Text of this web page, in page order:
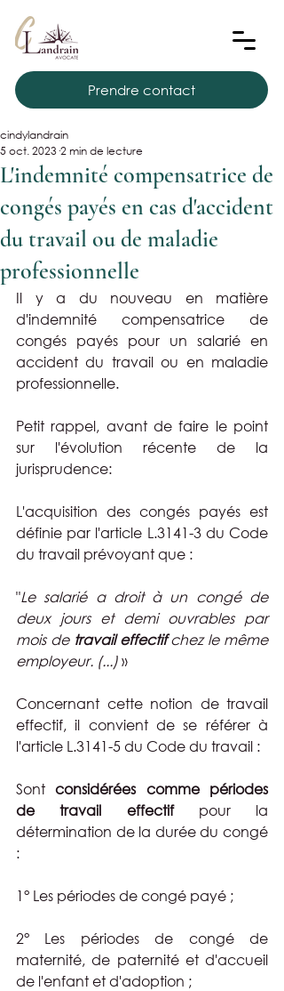
Prendre contact
L'indemnité compensatrice de
congés payés en cas d'accident
du travail ou de maladie
professionnelle
cindylandrain
5 oct. 2023 2 min de lecture
Il y a du nouveau en matière
d'indemnité compensatrice de
congés payés pour un salarié en
accident du travail ou en maladie
professionnelle.
Petit rappel, avant de faire le point
sur l'évolution récente de la
jurisprudence:
L'acquisition des congés payés est
définie par l'article L.3141-3 du Code
du travail prévoyant que :
"Le salarié a droit à un congé de
deux jours et demi ouvrables par
mois de travail effectif chez le même
employeur. (...) »
Concernant cette notion de travail
effectif, il convient de se référer à
l'article L.3141-5 du Code du travail :
Sont considérées comme périodes
de travail effectif pour la
détermination de la durée du congé
:
1° Les périodes de congé payé ;
2° Les périodes de congé de
maternité, de paternité et d'accueil
de l'enfant et d'adoption ;